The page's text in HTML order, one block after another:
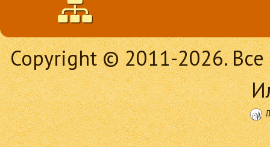
Copyright © 2011-2026.